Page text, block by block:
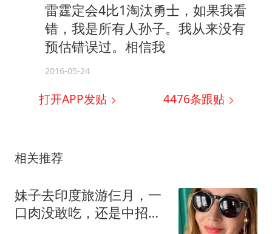
雷霆定会4比1淘汰勇士，如果我看
错，我是所有人孙子。我从来没有
预估错误过。相信我
2016-05-24
打开APP发贴 4476条跟贴
相关推荐
妹子去印度旅游仨月，一
口肉没敢吃，还是中招